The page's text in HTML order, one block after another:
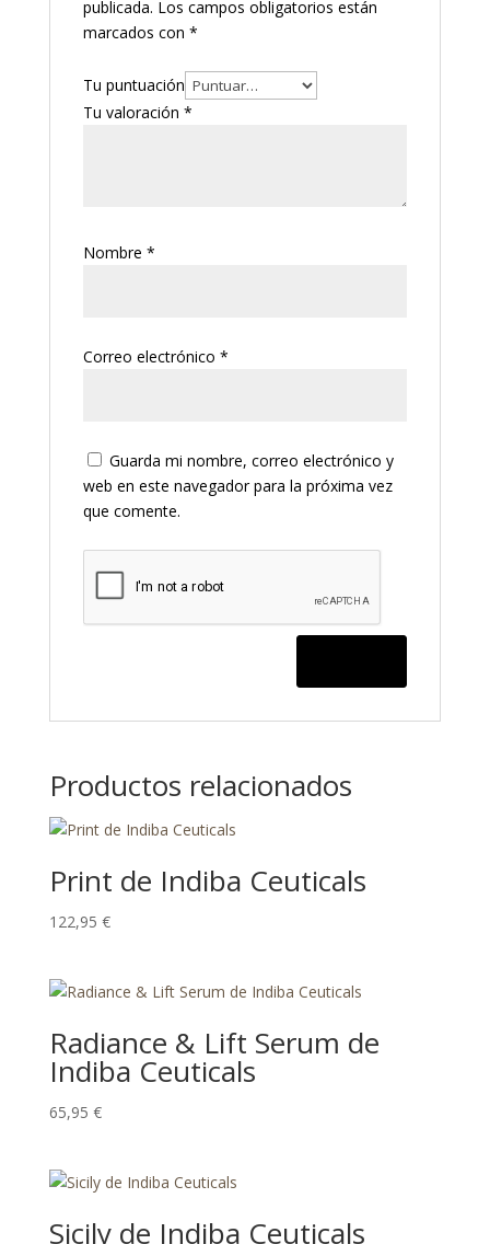
publicada. Los campos obligatorios están
marcados con *
Tu puntuación
Tu valoración *
Nombre *
Correo electrónico *
Guarda mi nombre, correo electrónico y
web en este navegador para la próxima vez
que comente.
Productos relacionados
Print de Indiba Ceuticals
122,95 €
Radiance & Lift Serum de
Indiba Ceuticals
65,95 €
Sicily de Indiba Ceuticals